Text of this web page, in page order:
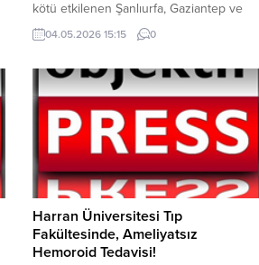
kötü etkilenen Şanlıurfa, Gaziantep ve
Adıyaman’da TARSİM ekipleri tarafından
hasar tespit çalışmalarının başlatıldığını
Yumaklı, sosyal medya hesabından
yapmış olduğu paylaşımda, Şanlıurfa,
Gaziantep ve Adıyaman başta olmak
üzere yurdun çeşitli bölgelerinde
meydana...
04.05.2026 15:15 0
Harran Üniversitesi Tıp
Fakültesinde, Ameliyatsız
Hemoroid Tedavisi!